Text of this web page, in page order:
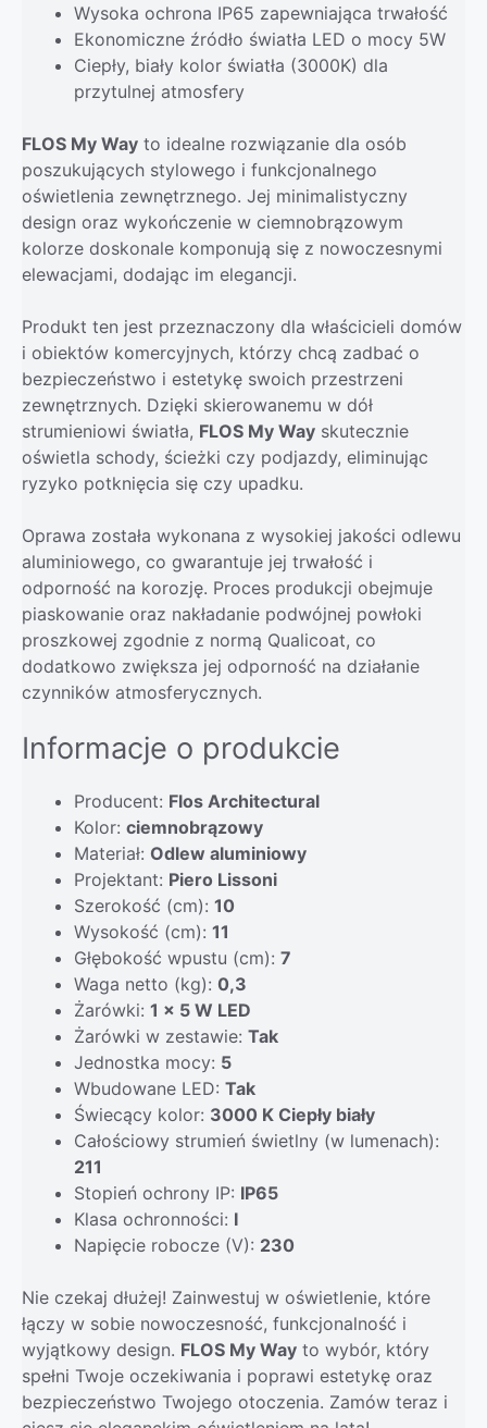
Wysoka ochrona IP65 zapewniająca trwałość
Ekonomiczne źródło światła LED o mocy 5W
Ciepły, biały kolor światła (3000K) dla
przytulnej atmosfery
FLOS My Way to idealne rozwiązanie dla osób
poszukujących stylowego i funkcjonalnego
oświetlenia zewnętrznego. Jej minimalistyczny
design oraz wykończenie w ciemnobrązowym
kolorze doskonale komponują się z nowoczesnymi
elewacjami, dodając im elegancji.
Produkt ten jest przeznaczony dla właścicieli domów
i obiektów komercyjnych, którzy chcą zadbać o
bezpieczeństwo i estetykę swoich przestrzeni
zewnętrznych. Dzięki skierowanemu w dół
strumieniowi światła, FLOS My Way skutecznie
oświetla schody, ścieżki czy podjazdy, eliminując
ryzyko potknięcia się czy upadku.
Oprawa została wykonana z wysokiej jakości odlewu
aluminiowego, co gwarantuje jej trwałość i
odporność na korozję. Proces produkcji obejmuje
piaskowanie oraz nakładanie podwójnej powłoki
proszkowej zgodnie z normą Qualicoat, co
dodatkowo zwiększa jej odporność na działanie
czynników atmosferycznych.
Informacje o produkcie
Producent: Flos Architectural
Kolor: ciemnobrązowy
Materiał: Odlew aluminiowy
Projektant: Piero Lissoni
Szerokość (cm): 10
Wysokość (cm): 11
Głębokość wpustu (cm): 7
Waga netto (kg): 0,3
Żarówki: 1 x 5 W LED
Żarówki w zestawie: Tak
Jednostka mocy: 5
Wbudowane LED: Tak
Świecący kolor: 3000 K Ciepły biały
Całościowy strumień świetlny (w lumenach):
211
Stopień ochrony IP: IP65
Klasa ochronności: I
Napięcie robocze (V): 230
Nie czekaj dłużej! Zainwestuj w oświetlenie, które
łączy w sobie nowoczesność, funkcjonalność i
wyjątkowy design. FLOS My Way to wybór, który
spełni Twoje oczekiwania i poprawi estetykę oraz
bezpieczeństwo Twojego otoczenia. Zamów teraz i